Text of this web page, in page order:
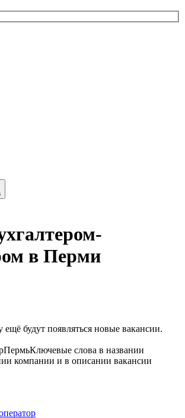
в Перми
будут появляться новые вакансии.
ПермьКлючевые слова в названии
компании и в описании вакансии